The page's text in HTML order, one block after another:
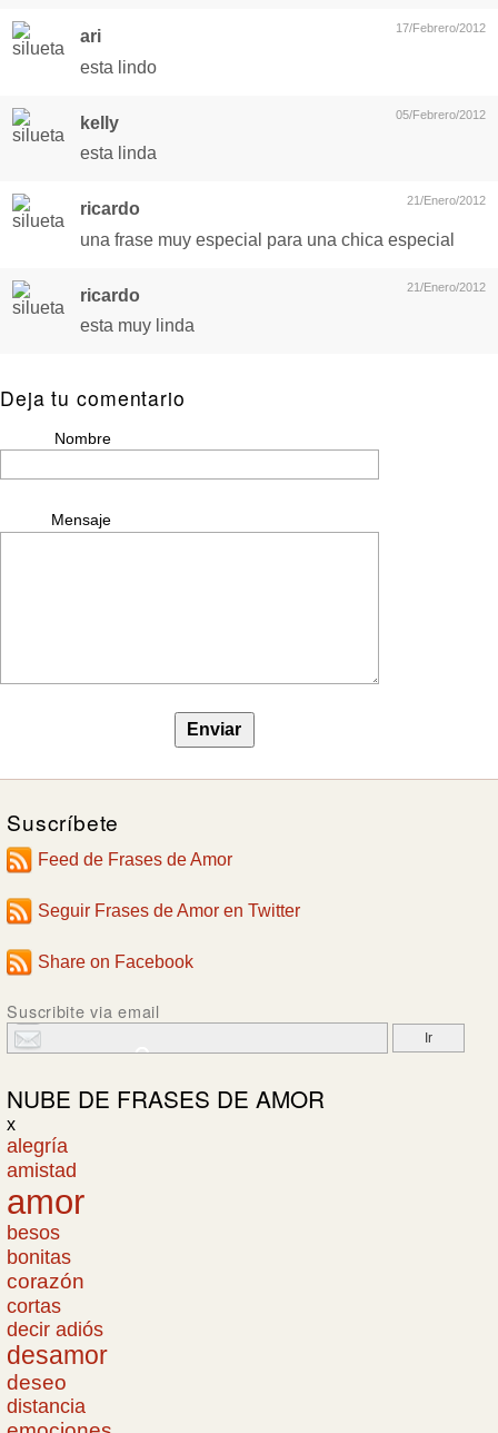
17/Febrero/2012
ari
esta lindo
05/Febrero/2012
kelly
esta linda
21/Enero/2012
ricardo
una frase muy especial para una chica especial
21/Enero/2012
ricardo
esta muy linda
Deja tu comentario
Nombre
Mensaje
Suscríbete
Feed de Frases de Amor
Seguir Frases de Amor en Twitter
Share on Facebook
Suscribite via email
NUBE DE FRASES DE AMOR
x
alegría
amistad
amor
besos
bonitas
corazón
cortas
decir adiós
desamor
deseo
distancia